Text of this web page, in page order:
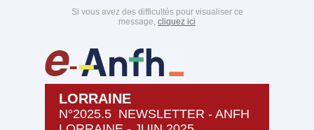
Si vous avez des difficultés pour visualiser ce
message, cliquez ici
LORRAINE
N°2025.5 NEWSLETTER - ANFH